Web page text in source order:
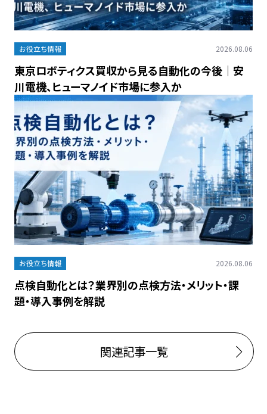
お役立ち情報 2026.08.06
東京ロボティクス買収から見る自動化の今後｜安
川電機、ヒューマノイド市場に参入か
お役立ち情報 2026.08.06
点検自動化とは？業界別の点検方法・メリット・課
題・導入事例を解説
関連記事一覧